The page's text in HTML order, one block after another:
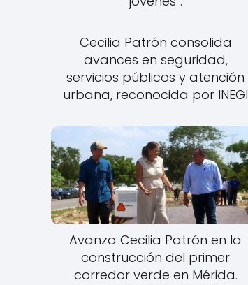
Cecilia Patrón consolida
avances en seguridad,
servicios públicos y atención
urbana, reconocida por INEGI
Avanza Cecilia Patrón en la
construcción del primer
corredor verde en Mérida.